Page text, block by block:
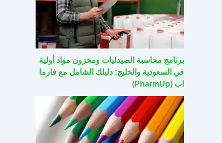
برنامج محاسبة الصيدليات ومخزون مواد أولية
في السعودية والخليج: دليلك الشامل مع فارما
اب (PharmUp)